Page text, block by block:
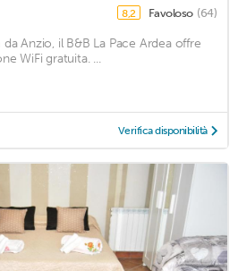
8,2 Favoloso (64)
Anzio, il B&B La Pace Ardea offre
WiFi gratuita. ...
Verifica disponibilità